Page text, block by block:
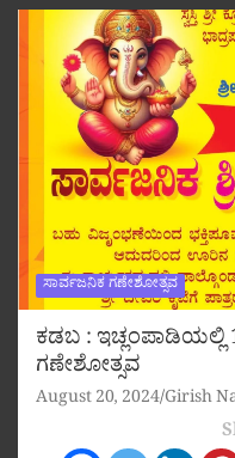
ಸಾರ್ವಜನಿಕ ಗಣೇಶೋತ್ಸವ
ಕಡಬ : ಇಚ್ಲಂಪಾಡಿಯಲ್ಲಿ
ಗಣೇಶೋತ್ಸವ
August 20, 2024 Girish